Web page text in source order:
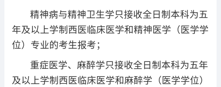
精神病与精神卫生学只接收全日制本科为五
年及以上学制西医临床医学和精神医学（医学学
位）专业的考生报考；
重症医学、麻醉学只接收全日制本科为五年
及以上学制西医临床医学和麻醉学（医学学位）